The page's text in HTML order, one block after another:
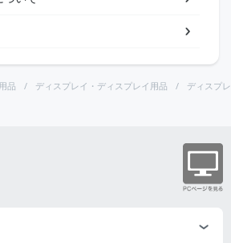
品 ディスプレイ・ディスプレイ用品 ディスプ